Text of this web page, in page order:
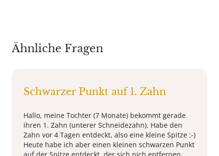
Ähnliche Fragen
Schwarzer Punkt auf 1. Zahn
Hallo, meine Tochter (7 Monate) bekommt gerade
ihren 1. Zahn (unterer Schneidezahn). Habe den
Zahn vor 4 Tagen entdeckt, also eine kleine Spitze :-)
Heute habe ich aber einen kleinen schwarzen Punkt